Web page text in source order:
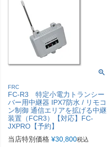
FRC
FC-R3 特定小電力トランシー
バー用中継器 IPX7防水 / リモコ
ン制御 通信エリアを拡げる中継
装置（FCR3）【対応】FC-
JXPRO【予約】
当店特別価格 ¥30,800税込